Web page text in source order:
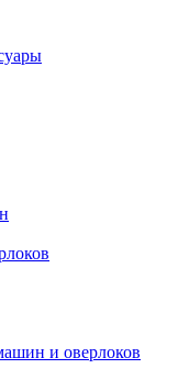
и оверлоков